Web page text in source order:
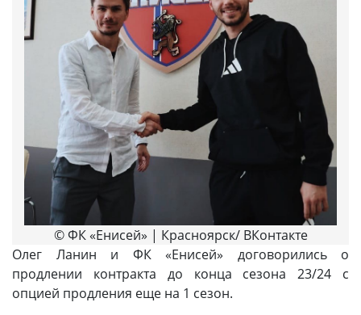
© ФК «Енисей» | Красноярск/ ВКонтакте
Олег Ланин и ФК «Енисей» договорились о
продлении контракта до конца сезона 23/24 с
опцией продления еще на 1 сезон.